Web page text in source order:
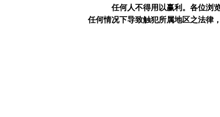
任何人不得用以赢利。 各位浏
任何情况下导致触犯所属地区之法律